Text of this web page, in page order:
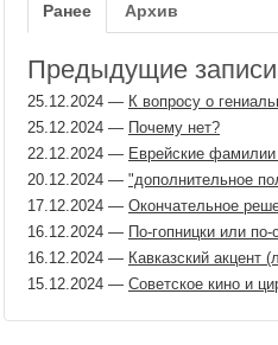
Ранее Архив
Предыдущие записи
25.12.2024 — К вопросу о
25.12.2024 — Почему нет?
22.12.2024 — Еврейские
20.12.2024 — "дополнительное
17.12.2024 — Окончательное
16.12.2024 — По-гопницки или по-
16.12.2024 — Кавказский акцент
15.12.2024 — Советское кино и